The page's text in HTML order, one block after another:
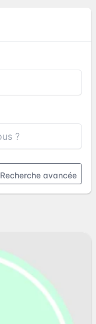
Recherche avancée